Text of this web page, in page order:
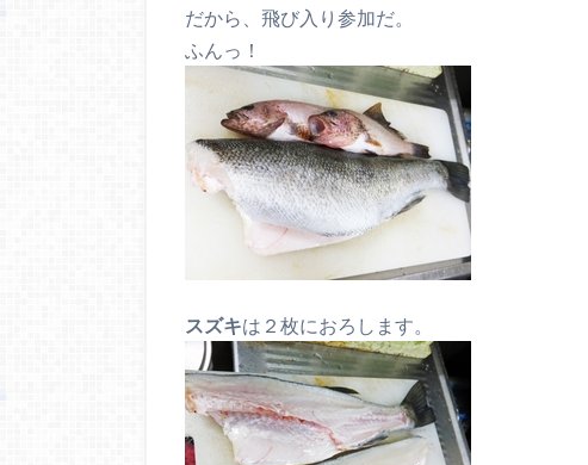
だから、飛び入り参加だ。
ふんっ！
スズキは２枚におろします。